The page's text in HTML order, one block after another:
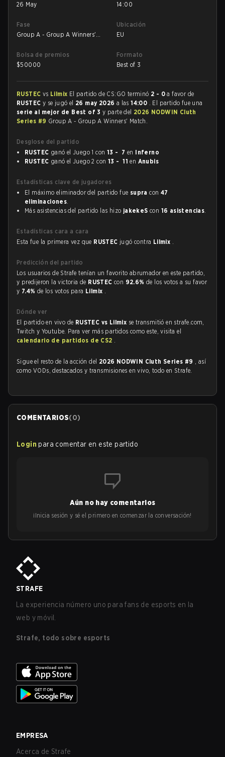
26 May
14:00
Fase
Group A - Group A Winners'
Ubicación
EU
Bolsa de premios
$50000
Formato
Best of 3
RUSTEC vs Lilmix El partido de CS:GO terminó 2 - 0 a favor de
RUSTEC y se jugó el 26 may 2026 a las14:00 . El partido fue una
serie al mejor de Best of 3y parte del 2026 NODWIN Cluth
Series #9 Group A - Group A Winners' Match.
Desglose del partido
RUSTEC ganó el Juego 1 con 13 - 7 en Inferno
RUSTEC ganó el Juego 2 con 13 - 11 en Anubis
Estadísticas clave de jugadores
El máximo eliminador del partido fue supra con 47
eliminaciones.
Más asistencias del partido las hizo jakekeS con 16 asistencias.
Estadísticas cara a cara
Esta fue la primera vez que RUSTEC jugó contra Lilmix .
Predicción del partido
Los usuarios de Strafe tenían un favorito abrumador en este partido,
y predijeron la victoria de RUSTECcon 92.6%de los votos a su favor
y 7.4% de los votos para Lilmix .
Dónde ver
El partido en vivo de RUSTEC vs Lilmix se transmitió en strafe.com,
Twitch y Youtube. Para ver más partidos como este, visita el
calendario de partidos de CS2 .
Sigue el resto de la acción del 2026 NODWIN Cluth Series #9 , así
como VODs, destacados y transmisiones en vivo, todo en Strafe.
COMENTARIOS(0)
Login para comentar en este partido
Aún no hay comentarios
¡Inicia sesión y sé el primero en comenzar la conversación!
STRAFE
La experiencia número uno para fans de esports en la
web y móvil.
Strafe, todo sobre esports
EMPRESA
Acerca de Strafe